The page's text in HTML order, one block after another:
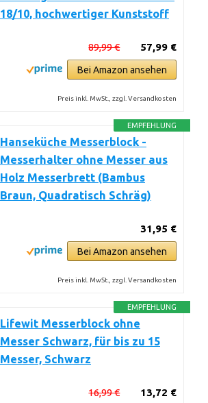
18/10, hochwertiger Kunststoff
57,99 €
89,99 €
Bei Amazon ansehen
Preis inkl. MwSt., zzgl. Versandkosten
EMPFEHLUNG
Hanseküche Messerblock -
Messerhalter ohne Messer aus
Holz Messerbrett (Bambus
Braun, Quadratisch Schräg)
31,95 €
Bei Amazon ansehen
Preis inkl. MwSt., zzgl. Versandkosten
EMPFEHLUNG
Lifewit Messerblock ohne
Messer Schwarz, für bis zu 15
Messer, Schwarz
13,72 €
16,99 €